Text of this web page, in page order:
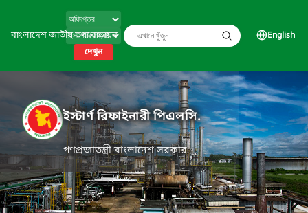
বাংলাদেশ জাতীয় তথ্য বাতায়ন
দেখুন
English
ইস্টার্ণ রিফাইনারী পিএলসি.
গণপ্রজাতন্ত্রী বাংলাদেশ সরকার